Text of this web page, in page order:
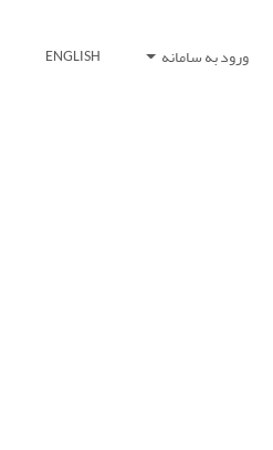
ورود به سامانه ENGLISH